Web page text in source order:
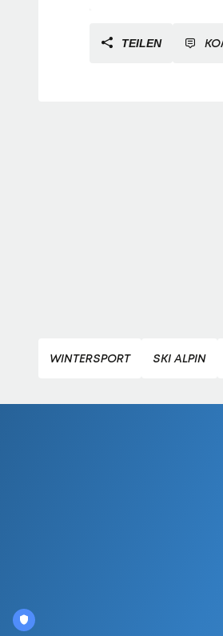
TEILEN
WINTERSPORT SKI ALPIN